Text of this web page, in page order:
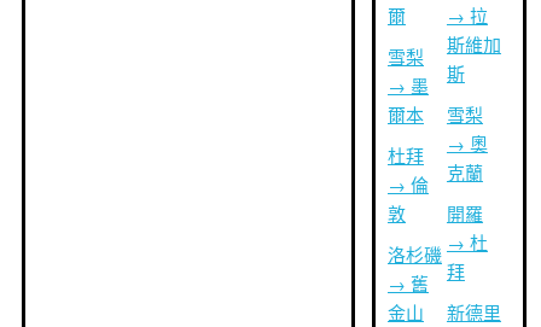
爾
雪梨
→ 墨
爾本
杜拜
→ 倫
敦
洛杉磯
→ 舊
金山
→ 拉
斯維加
斯
雪梨
→ 奧
克蘭
開羅
→ 杜
拜
新德里